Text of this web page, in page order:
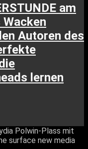
am
Autoren des
lernen
Polwin-Plass mit
surface new media